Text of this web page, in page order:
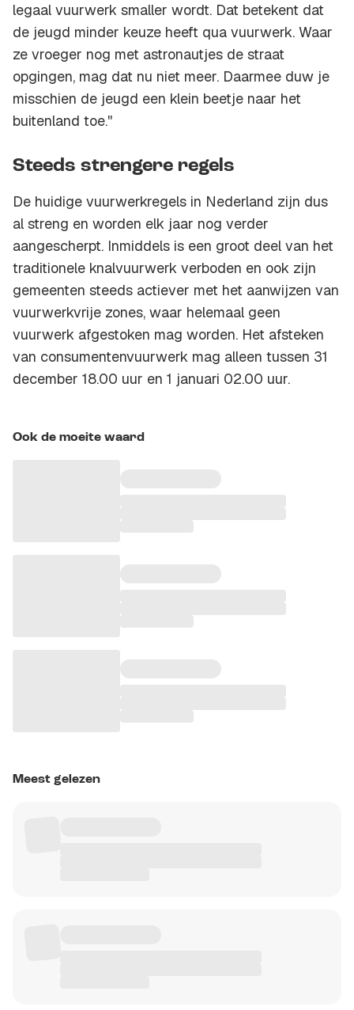
legaal vuurwerk smaller wordt. Dat betekent dat
de jeugd minder keuze heeft qua vuurwerk. Waar
ze vroeger nog met astronautjes de straat
opgingen, mag dat nu niet meer. Daarmee duw je
misschien de jeugd een klein beetje naar het
buitenland toe.''
Steeds strengere regels
De huidige vuurwerkregels in Nederland zijn dus
al streng en worden elk jaar nog verder
aangescherpt. Inmiddels is een groot deel van het
traditionele knalvuurwerk verboden en ook zijn
gemeenten steeds actiever met het aanwijzen van
vuurwerkvrije zones, waar helemaal geen
vuurwerk afgestoken mag worden. Het afsteken
van consumentenvuurwerk mag alleen tussen 31
december 18.00 uur en 1 januari 02.00 uur.
Ook de moeite waard
Meest gelezen